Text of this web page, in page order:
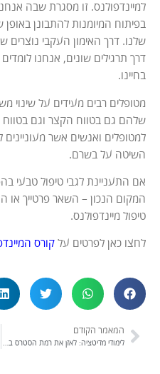
למיינדפולנס. זו מסגרת שבה
בפיתוח המיומנות להתבונן
שלנו. דרך האימון העקבי נוצרים
דרך תרגילים שונים, אנחנו
בחיינו.
מטופלים רבים מעידים על שינוי
שלהם גם בטווח הקצר וגם בטווח
למטופלים ואנשים אשר
השיטה על בשרם.
אם התעניינת לגבי טיפול טבעי
המקום הנכון – השאר פרטייך
טיפול מיינדפולנס.
לחצו כאן לפרטים על קורס
המאמר הקודם
לימודי מדיטציה: לאזן את רמת הסטרס בחיים